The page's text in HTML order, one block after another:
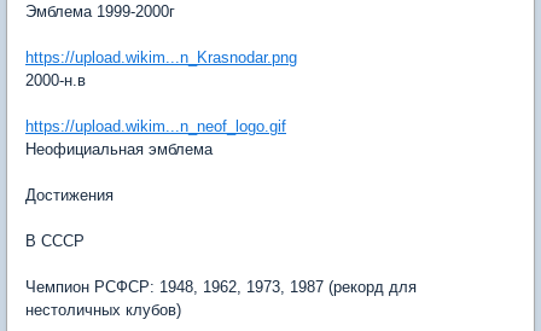
Эмблема 1999-2000г
https://upload.wikim...n_Krasnodar.png
2000-н.в
https://upload.wikim...n_neof_logo.gif
Неофициальная эмблема
Достижения
В СССР
Чемпион РСФСР: 1948, 1962, 1973, 1987 (рекорд для
нестоличных клубов)